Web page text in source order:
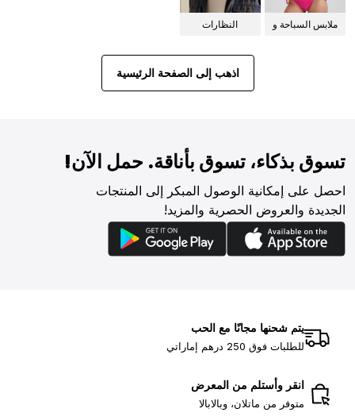
ملابس السباحة و
النظارات
اذهب إلى الصفحة الرئيسية
تسوق بذكاء، تسوق بأناقة. حمل الآن!
احصل على إمكانية الوصول المبكر إلى المنتجات
الجديدة والعروض الحصرية والمزيد!
يتم شحنها مجانًا مع الحب
للطلبات فوق 250 درهم إماراتي
انقر وأستلم من المعرض
متوفر من ماتلان، وبالابالا